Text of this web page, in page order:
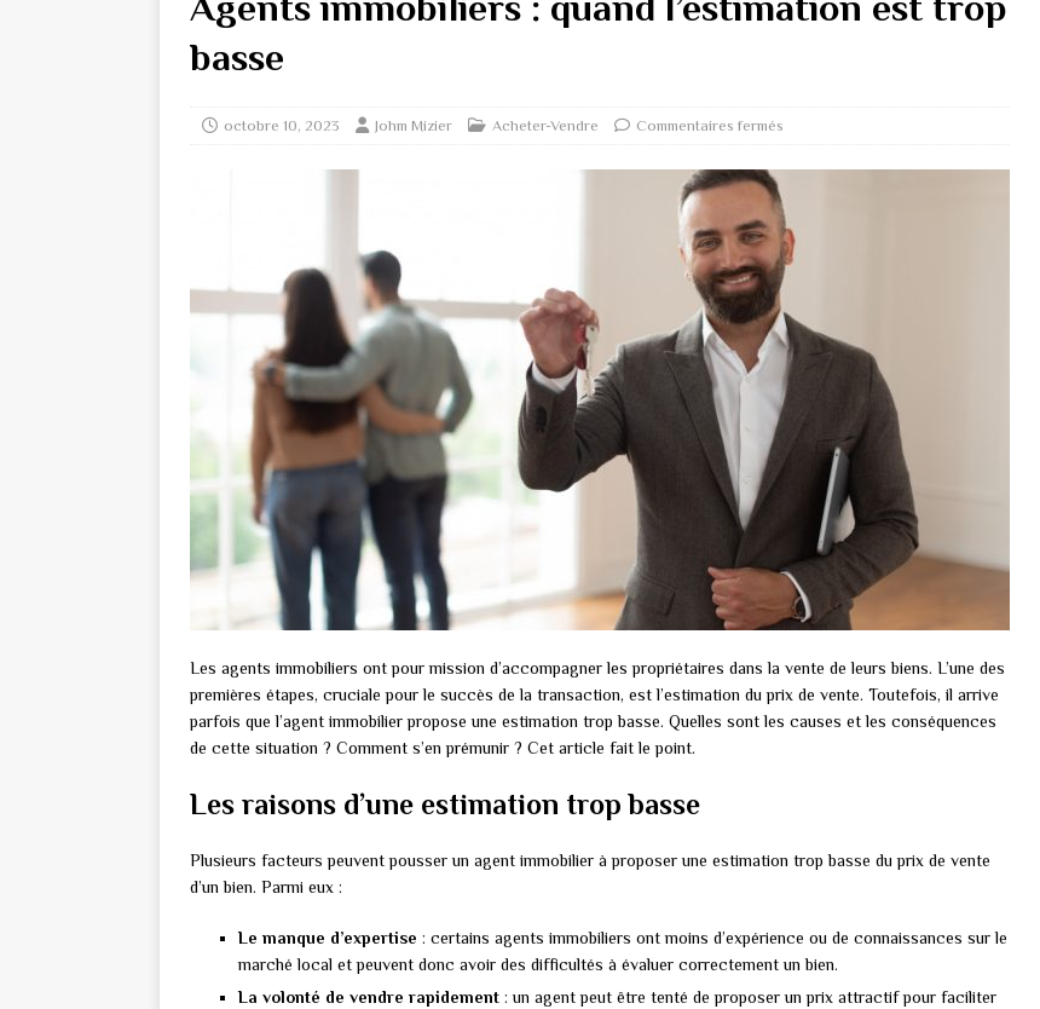
basse
octobre 10, 2023 Johm Mizier Acheter-Vendre Commentaires fermés
Les agents immobiliers ont pour mission d’accompagner les propriétaires dans la vente de leurs biens. L’une des
premières étapes, cruciale pour le succès de la transaction, est l’estimation du prix de vente. Toutefois, il arrive
parfois que l’agent immobilier propose une estimation trop basse. Quelles sont les causes et les conséquences
de cette situation ? Comment s’en prémunir ? Cet article fait le point.
Les raisons d’une estimation trop basse
Plusieurs facteurs peuvent pousser un agent immobilier à proposer une estimation trop basse du prix de vente
d’un bien. Parmi eux :
Le manque d’expertise : certains agents immobiliers ont moins d’expérience ou de connaissances sur le
marché local et peuvent donc avoir des difficultés à évaluer correctement un bien.
La volonté de vendre rapidement : un agent peut être tenté de proposer un prix attractif pour faciliter